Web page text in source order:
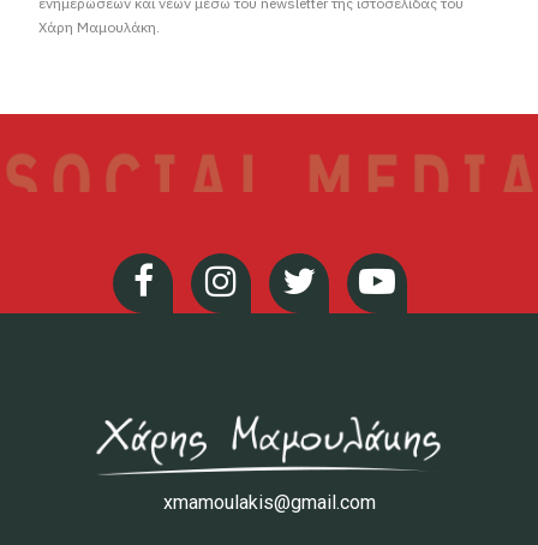
Χάρη Μαμουλάκη.
xmamoulakis@gmail.com